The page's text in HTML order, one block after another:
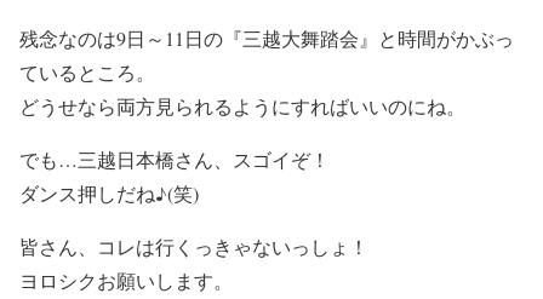
残念なのは9日～11日の『三越大舞踏会』と時間がかぶっ
ているところ。
どうせなら両方見られるようにすればいいのにね。
でも…三越日本橋さん、スゴイぞ！
ダンス押しだね♪(笑)
皆さん、コレは行くっきゃないっしょ！
ヨロシクお願いします。